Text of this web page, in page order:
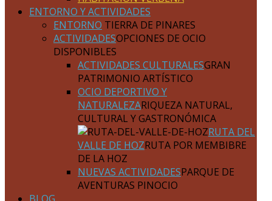
ENTORNO Y ACTIVIDADES
ENTORNO TIERRA DE PINARES
ACTIVIDADESOPCIONES DE OCIO
DISPONIBLES
ACTIVIDADES CULTURALESGRAN
PATRIMONIO ARTÍSTICO
OCIO DEPORTIVO Y
NATURALEZARIQUEZA NATURAL,
CULTURAL Y GASTRONÓMICA
RUTA DEL
VALLE DE HOZRUTA POR MEMBIBRE
DE LA HOZ
NUEVAS ACTIVIDADESPARQUE DE
AVENTURAS PINOCIO